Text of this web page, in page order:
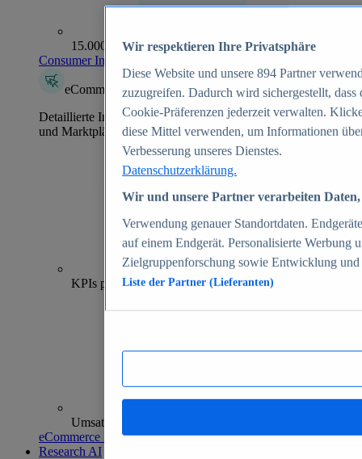
15.000+ Marken
Consumer Insights entdecken
eCommerce Insights
Detaillierte Informationen zu mehr als 39.000 Online-Shops
und Marktplätzen
70+
KPIs pro Shop
Umsatzanalysen und -prognosen
eCommerce Insights entdecken
Research AI
Wir respektieren Ihre Privatsphäre
Diese Website und unsere 894 Partner
zuzugreifen. Dadurch wird sichergestellt,
Cookie-Präferenzen jederzeit verwalten.
diese Mittel verwenden, um Informationen
Verbesserung unseres Dienstes.
Datenschutzerklärung.
Wir und unsere Partner verarbeiten
Verwendung genauer Standortdaten.
auf einem Endgerät. Personalisierte Werbung
Zielgruppenforschung sowie Entwicklung
Liste der Partner (Lieferanten)